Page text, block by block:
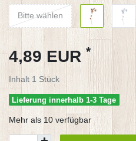
Bitte wählen
4,89 EUR *
Inhalt 1 Stück
Lieferung innerhalb 1-3 Tage
Mehr als 10 verfügbar